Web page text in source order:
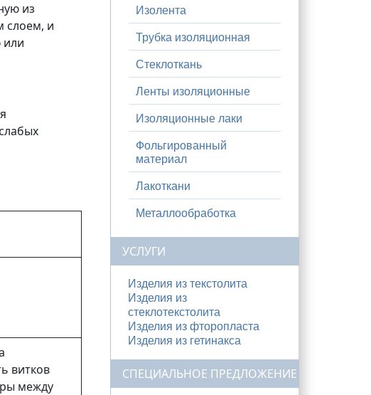
из
слоем, и
витков
между
Изолента
Трубка изоляционная
Стеклоткань
Ленты изоляционные
Изоляционные лаки
Фольгированный
материал
Лакоткани
Металлообработка
УСЛУГИ
Изделия из текстолита
Изделия из
стеклотекстолита
Изделия из фторопласта
Изделия из гетинакса
СПЕЦИАЛЬНОЕ ПРЕДЛОЖЕНИЕ